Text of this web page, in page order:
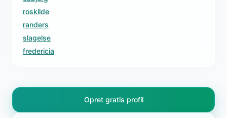
roskilde
randers
slagelse
fredericia
Opret gratis profil